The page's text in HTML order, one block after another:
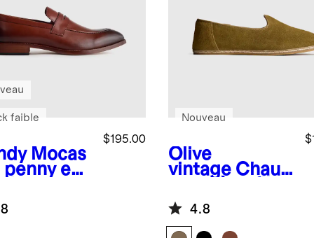
Mocas
penny en
$195.00
faible
Olive
vintage Chaus
en cuir
travaillé
Nouveau
4.8